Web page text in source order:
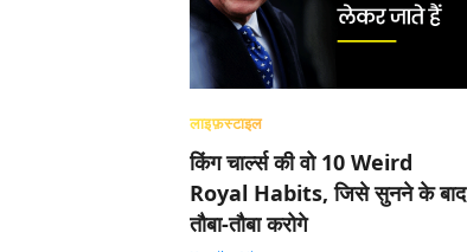
लाइफ़स्टाइल
किंग चार्ल्स की वो 10 Weird
Royal Habits, जिसे सुनने के बाद
तौबा-तौबा करोगे